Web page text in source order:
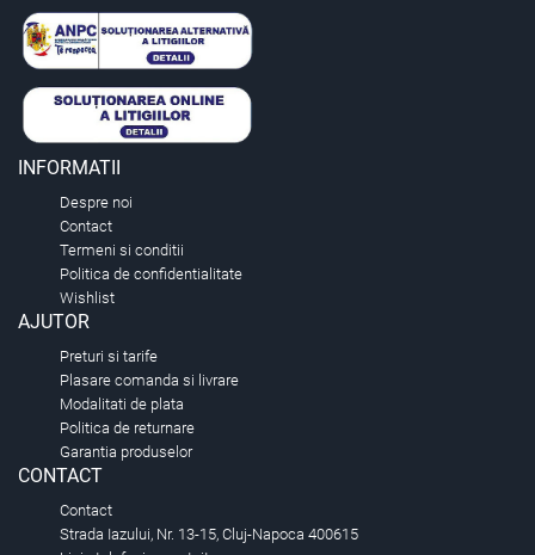
INFORMATII
Despre noi
Contact
Termeni si conditii
Politica de confidentialitate
Wishlist
AJUTOR
Preturi si tarife
Plasare comanda si livrare
Modalitati de plata
Politica de returnare
Garantia produselor
CONTACT
Contact
Strada Iazului, Nr. 13-15, Cluj-Napoca 400615